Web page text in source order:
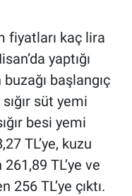
fiyatları kaç lira
yaptığı
başlangıç
süt yemi
besi yemi
TL’ye, kuzu
TL’ye ve
256 TL’ye çıktı.